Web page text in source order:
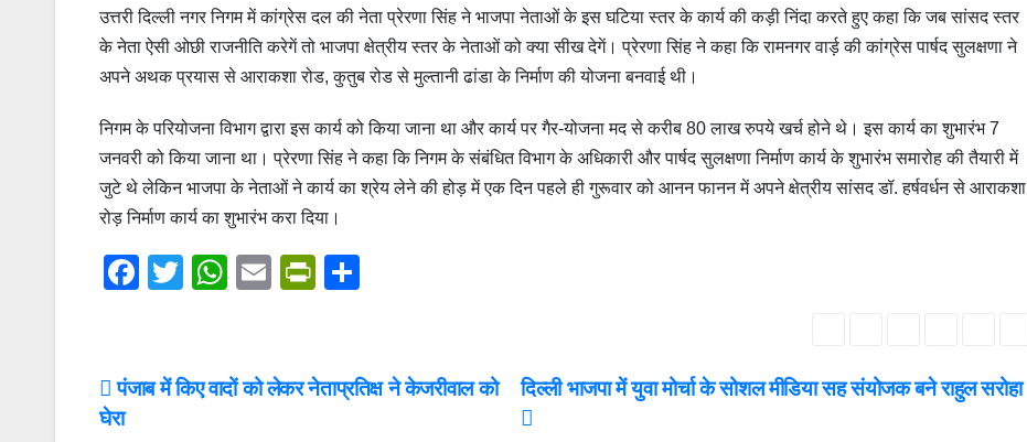
उत्तरी दिल्ली नगर निगम में कांग्रेस दल की नेता प्रेरणा सिंह ने भाजपा नेताओं के इस घटिया स्तर के कार्य की कड़ी निंदा करते हुए कहा कि जब सांसद स्तर
के नेता ऐसी ओछी राजनीति करेगें तो भाजपा क्षेत्रीय स्तर के नेताओं को क्या सीख देगें। प्रेरणा सिंह ने कहा कि रामनगर वार्ड़ की कांग्रेस पार्षद सुलक्षणा ने
अपने अथक प्रयास से आराकशा रोड, कुतुब रोड से मुल्तानी ढांडा के निर्माण की योजना बनवाई थी।
निगम के परियोजना विभाग द्वारा इस कार्य को किया जाना था और कार्य पर गैर-योजना मद से करीब 80 लाख रुपये खर्च होने थे। इस कार्य का शुभारंभ 7
जनवरी को किया जाना था। प्रेरणा सिंह ने कहा कि निगम के संबंधित विभाग के अधिकारी और पार्षद सुलक्षणा निर्माण कार्य के शुभारंभ समारोह की तैयारी में
जुटे थे लेकिन भाजपा के नेताओं ने कार्य का श्रेय लेने की होड़ में एक दिन पहले ही गुरूवार को आनन फानन में अपने क्षेत्रीय सांसद डॉ. हर्षवर्धन से आराकशा
रोड़ निर्माण कार्य का शुभारंभ करा दिया।
F
e
T
er
W
s
E
Pr
ri
e
Post
दिल्ली भाजपा में युवा मोर्चा के सोशल मीडिया सह संयोजक बने राहुल सरोहा
पंजाब में किए वादों को लेकर नेताप्रतिक्ष ने केजरीवाल को
घेरा